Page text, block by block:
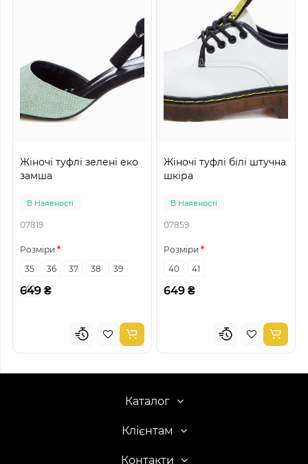
Жіночі туфлі зелені еко
замша
В Наявності
07819
Розміри
35
36 37 38
39
40
649 ₴
Жіночі туфлі білі штучна
шкіра
В Наявності
07859
Розміри
40
41
649 ₴
Каталог
Клієнтам
Контакти